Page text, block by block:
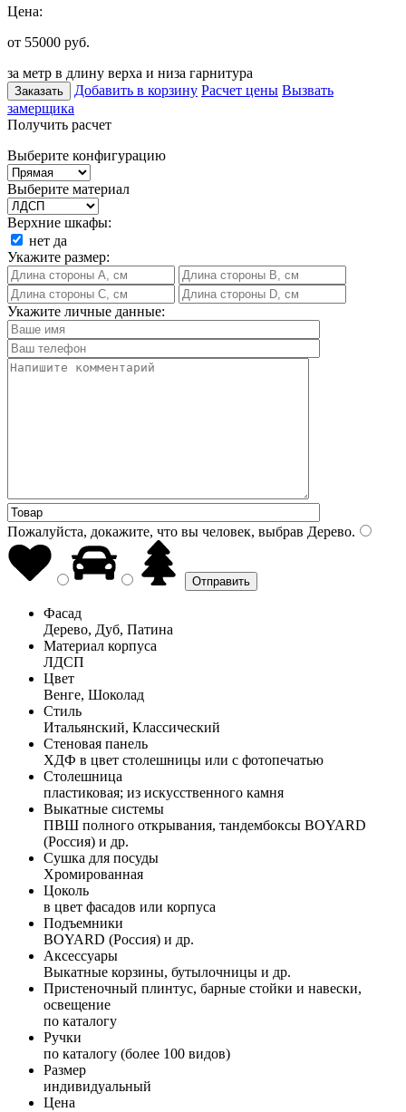
Цена:
от 55000 руб.
за метр в длину верха и низа гарнитура
Заказать Добавить в корзину Расчет цены Вызвать
замерщика
Получить расчет
Выберите конфигурацию
Выберите материал
Верхние шкафы:
нет да
Укажите размер:
Укажите личные данные:
Пожалуйста, докажите, что вы человек, выбрав Дерево.
Фасад
Дерево, Дуб, Патина
Материал корпуса
ЛДСП
Цвет
Венге, Шоколад
Стиль
Итальянский, Классический
Стеновая панель
ХДФ в цвет столешницы или с фотопечатью
Столешница
пластиковая; из искусственного камня
Выкатные системы
ПВШ полного открывания, тандембоксы BOYARD
(Россия) и др.
Сушка для посуды
Хромированная
Цоколь
в цвет фасадов или корпуса
Подъемники
BOYARD (Россия) и др.
Аксессуары
Выкатные корзины, бутылочницы и др.
Пристеночный плинтус, барные стойки и навески,
освещение
по каталогу
Ручки
по каталогу (более 100 видов)
Размер
индивидуальный
Цена